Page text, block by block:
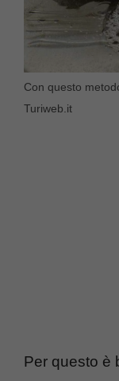
Con questo
Turiweb.it
Per questo è